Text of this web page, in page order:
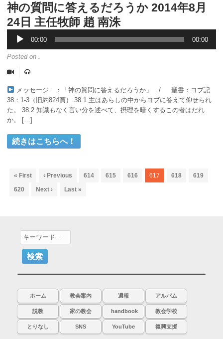
神の質問に答えるだろうか 2014年8月
24日 主任牧師 趙 南洙声
レ
ー
00:00 00:00
Posted on .
メッセージ ：「神の質問に答えるだろうか」 / 聖書：ヨブ記
38：1-3（旧約824頁） 38:1 主はあらしの中からヨブに答えて仰せられ
た。 38:2 知識もなく言い分を述べて、摂理を暗くするこの者はだれ
か。 […]
« First ‹ Previous 614 615 616 617 618
619
620
Next › Last »
ホーム 教会案内 週報 アルバム
説教 家の教会 handbook 教会学校
とりなし SNS YouTube 復興支援